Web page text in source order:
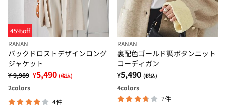
45%off
RANAN
バックドロストデザインロング
ジャケット
¥ 9,989 ¥5,490 (税込)
2colors
4件
RANAN
裏配色ゴールド調ボタンニット
コーディガン
¥5,490 (税込)
4colors
7件